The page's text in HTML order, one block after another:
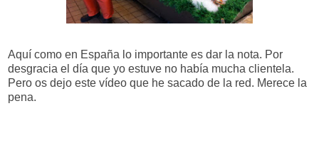
Aquí como en España lo importante es dar la nota. Por
desgracia el día que yo estuve no había mucha clientela.
Pero os dejo este vídeo que he sacado de la red. Merece la
pena.